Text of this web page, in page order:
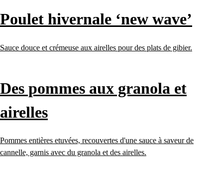
Poulet hivernale ‘new wave’
Sauce douce et crémeuse aux airelles pour des plats de gibier.
Des pommes aux granola et
airelles
Pommes entières etuvées, recouvertes d'une sauce à saveur de
cannelle, garnis avec du granola et des airelles.